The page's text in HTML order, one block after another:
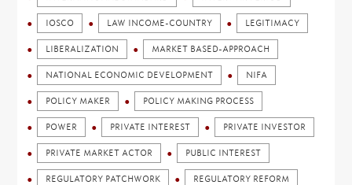
IOSCO LAW INCOME-COUNTRY LEGITIMACY
LIBERALIZATION MARKET BASED-APPROACH
NATIONAL ECONOMIC DEVELOPMENT NIFA
POLICY MAKER POLICY MAKING PROCESS
POWER PRIVATE INTEREST PRIVATE INVESTOR
PRIVATE MARKET ACTOR PUBLIC INTEREST
REGULATORY PATCHWORK REGULATORY REFORM